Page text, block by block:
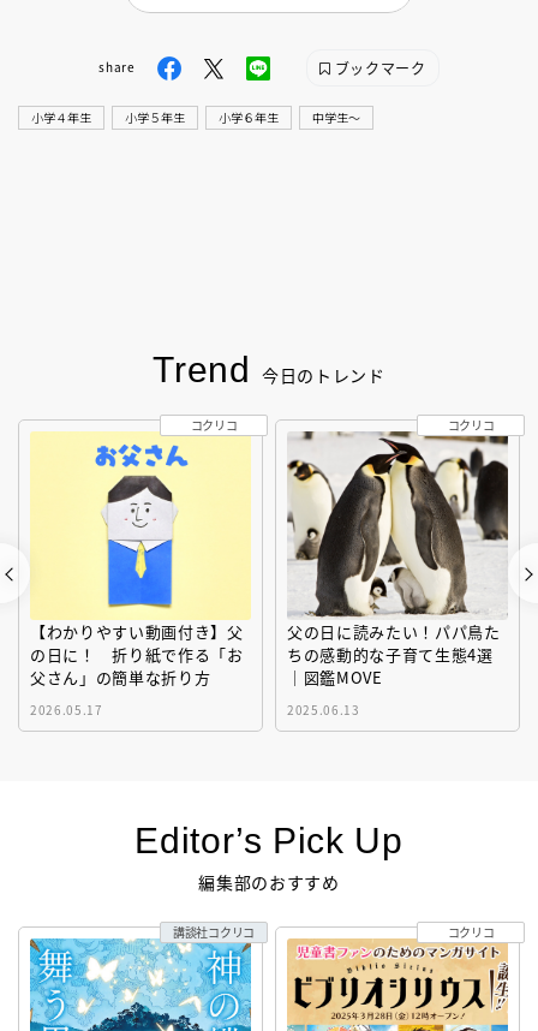
share ブックマーク
小学４年生 小学５年生 小学６年生 中学生〜
Trend 今日のトレンド
【わかりやすい動画付き】父
の日に！ 折り紙で作る「お
父さん」の簡単な折り方
2026.05.17
コクリコ
父の日に読みたい！パパ鳥た
ちの感動的な子育て生態4選
｜図鑑MOVE
2025.06.13
コクリコ
Editor’s Pick Up
編集部のおすすめ
講談社コクリコ コクリコ